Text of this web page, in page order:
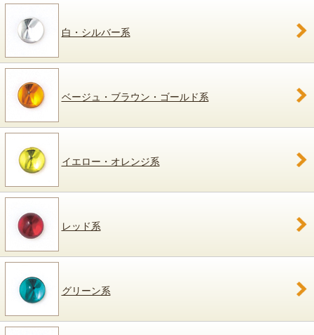
白・シルバー系
ベージュ・ブラウン・ゴールド系
イエロー・オレンジ系
レッド系
グリーン系